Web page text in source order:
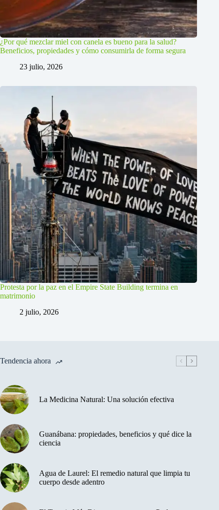
¿Por qué mezclar miel con canela es bueno para la salud?
Beneficios, propiedades y cómo consumirla de forma segura
23 julio, 2026
Protesta por la paz en el Empire State Building termina en
matrimonio
2 julio, 2026
Tendencia ahora
La Medicina Natural: Una solución efectiva
Guanábana: propiedades, beneficios y qué dice la
ciencia
Agua de Laurel: El remedio natural que limpia tu
cuerpo desde adentro